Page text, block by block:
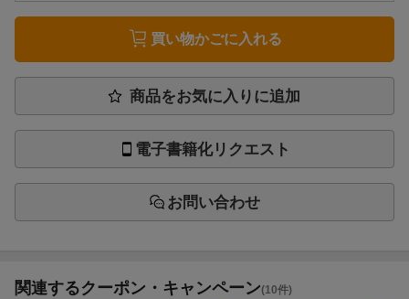
買い物かごに入れる
商品をお気に入りに追加
電子書籍化リクエスト
お問い合わせ
関連するクーポン・キャンペーン(10件)